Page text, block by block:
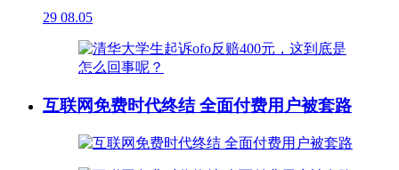
29 08.05
互联网免费时代终结 全面付费用户被套路